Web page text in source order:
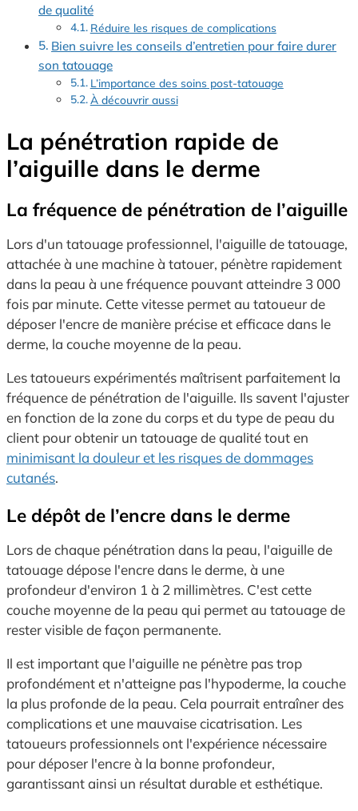
de qualité
Réduire les risques de complications
Bien suivre les conseils d’entretien pour faire durer
son tatouage
L’importance des soins post-tatouage
À découvrir aussi
La pénétration rapide de
l’aiguille dans le derme
La fréquence de pénétration de l’aiguille
Lors d'un tatouage professionnel, l'aiguille de tatouage,
attachée à une machine à tatouer, pénètre rapidement
dans la peau à une fréquence pouvant atteindre 3 000
fois par minute. Cette vitesse permet au tatoueur de
déposer l'encre de manière précise et efficace dans le
derme, la couche moyenne de la peau.
Les tatoueurs expérimentés maîtrisent parfaitement la
fréquence de pénétration de l'aiguille. Ils savent l'ajuster
en fonction de la zone du corps et du type de peau du
client pour obtenir un tatouage de qualité tout en
minimisant la douleur et les risques de dommages
cutanés.
Le dépôt de l’encre dans le derme
Lors de chaque pénétration dans la peau, l'aiguille de
tatouage dépose l'encre dans le derme, à une
profondeur d'environ 1 à 2 millimètres. C'est cette
couche moyenne de la peau qui permet au tatouage de
rester visible de façon permanente.
Il est important que l'aiguille ne pénètre pas trop
profondément et n'atteigne pas l'hypoderme, la couche
la plus profonde de la peau. Cela pourrait entraîner des
complications et une mauvaise cicatrisation. Les
tatoueurs professionnels ont l'expérience nécessaire
pour déposer l'encre à la bonne profondeur,
garantissant ainsi un résultat durable et esthétique.